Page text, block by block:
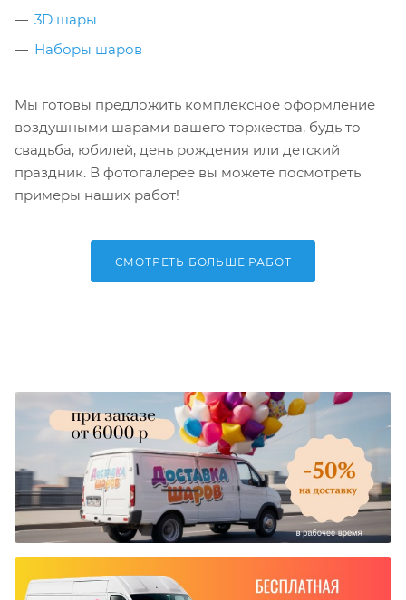
3D шары
Наборы шаров
Мы готовы предложить комплексное оформление
воздушными шарами вашего торжества, будь то
свадьба, юбилей, день рождения или детский
праздник. В фотогалерее вы можете посмотреть
примеры наших работ!
СМОТРЕТЬ БОЛЬШЕ РАБОТ